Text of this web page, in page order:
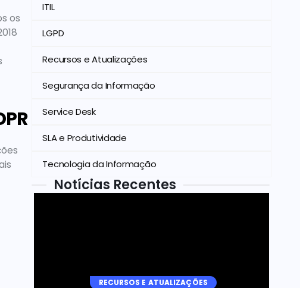
os
ITIL
LGPD
Recursos e Atualizações
Segurança da Informação
Service Desk
SLA e Produtividade
Tecnologia da Informação
Notícias Recentes
RECURSOS E ATUALIZAÇÕES